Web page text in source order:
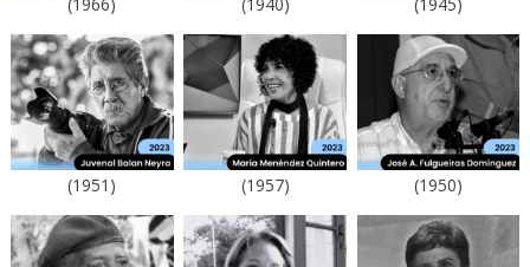
(1951) (1957) (1950)